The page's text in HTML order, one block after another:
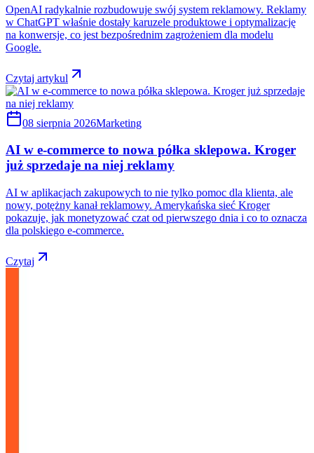
OpenAI radykalnie rozbudowuje swój system reklamowy. Reklamy
w ChatGPT właśnie dostały karuzele produktowe i optymalizację
na konwersje, co jest bezpośrednim zagrożeniem dla modelu
Google.
Czytaj artykul
08 sierpnia 2026Marketing
AI w e-commerce to nowa półka sklepowa. Kroger
już sprzedaje na niej reklamy
AI w aplikacjach zakupowych to nie tylko pomoc dla klienta, ale
nowy, potężny kanał reklamowy. Amerykańska sieć Kroger
pokazuje, jak monetyzować czat od pierwszego dnia i co to oznacza
dla polskiego e-commerce.
Czytaj